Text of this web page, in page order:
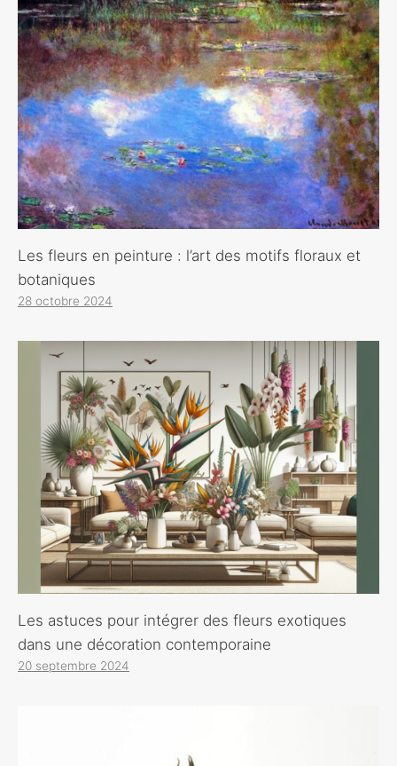
Les fleurs en peinture : l’art des motifs floraux et
botaniques
28 octobre 2024
Les astuces pour intégrer des fleurs exotiques
dans une décoration contemporaine
20 septembre 2024